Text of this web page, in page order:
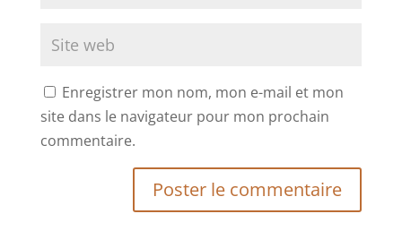
Enregistrer mon nom, mon e-mail et mon
site dans le navigateur pour mon prochain
commentaire.